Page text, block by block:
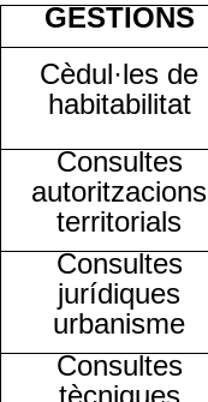
GESTIONS
Cèdul·les de
habitabilitat
Consultes
autoritzacions
territorials
Consultes
jurídiques
urbanisme
Consultes